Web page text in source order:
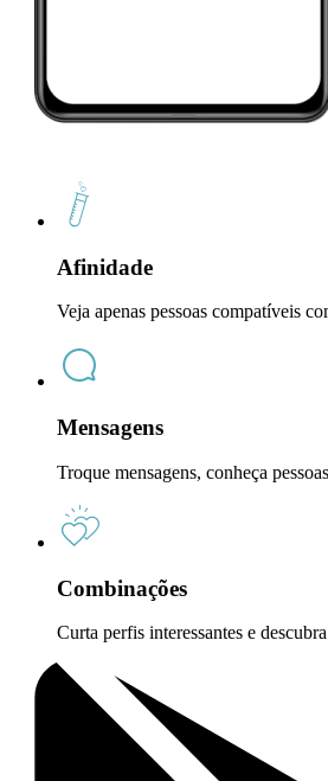
Afinidade
Veja apenas pessoas compatíveis
Mensagens
Troque mensagens, conheça
Combinações
Curta perfis interessantes e